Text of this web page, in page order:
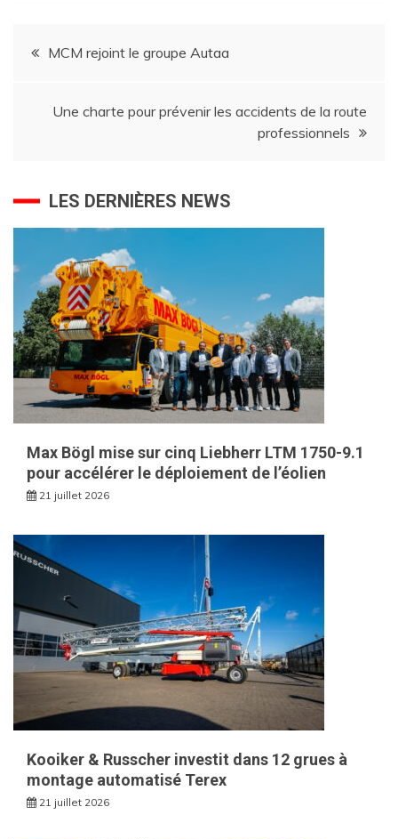
Navigation
MCM rejoint le groupe Autaa
Une charte pour prévenir les accidents de la route
professionnels
LES DERNIÈRES NEWS
Max Bögl mise sur cinq Liebherr LTM 1750-9.1
pour accélérer le déploiement de l’éolien
21 juillet 2026
Kooiker & Russcher investit dans 12 grues à
montage automatisé Terex
21 juillet 2026